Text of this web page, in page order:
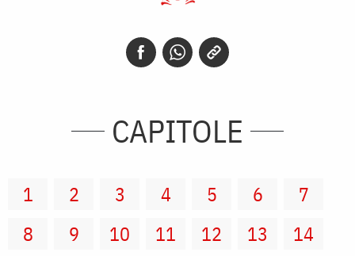
CAPITOLE
1 2 3 4 5 6
7
8
9 10 11 12 13
14